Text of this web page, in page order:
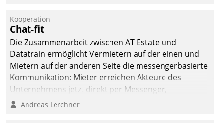
Kooperation
Chat-fit
Die Zusammenarbeit zwischen AT Estate und
Datatrain ermöglicht Vermietern auf der einen und
Mietern auf der anderen Seite die messengerbasierte
Kommunikation: Mieter erreichen Akteure des
Unternehmens jetzt direkt per Messenger,
Mitarbeiter oder Dienstleister empfangen oder
Andreas Lerchner